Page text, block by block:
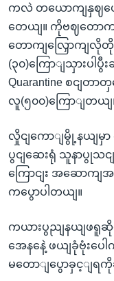
ကလဲ တယောကျနှဈယ
တေယျ။ ကိုဗဈတောက
တောကျလြှောကျလို
(၃၀)ကြောျသှားပါ
Quarantine စငျတာ
လူ(၅၀၀)ကြောျတယျ
လှိုငျကောျမွို့နယျမှာ
ပွငျဆေးရုံ သူနာပွုသငျ
ကြောငျး အဆောက
ကပွောပါတယျ။
ကယားပွညျနယျဖရူ
အေနနေဲ့ ဖယျခုံဗုံးပ
မတောျပွောခှင့ျရကို